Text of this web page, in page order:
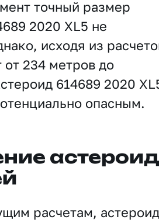
точный размер
2020 XL5 не
исходя из
от 234 метров до
614689 2020
опасным.
расчетам, астероид